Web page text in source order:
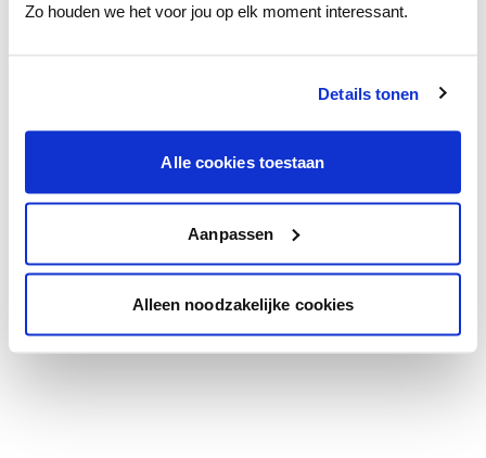
Zo houden we het voor jou op elk moment interessant.
Details tonen
Alle cookies toestaan
Aanpassen
Alleen noodzakelijke cookies
Kleuradvies aan huis
en je meubels.
Krijg ineens een technologische check-up
van je muren.